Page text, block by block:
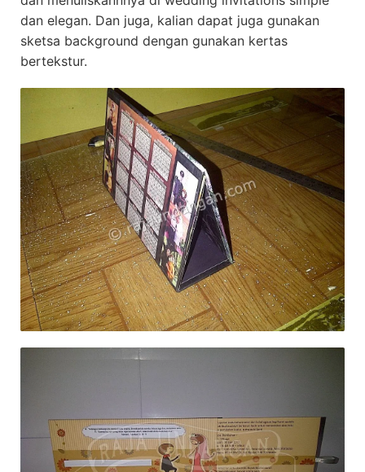
dan elegan. Dan juga, kalian dapat juga gunakan
sketsa background dengan gunakan kertas
bertekstur.